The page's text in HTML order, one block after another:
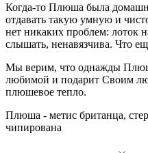
Когда-то Плюша была
отдавать такую умную и
нет никаких проблем: лоток
слышать, ненавязчива. Что
Мы верим, что однажды
любимой и подарит Своим
плюшевое тепло.
Плюша - метис британца,
чипирована